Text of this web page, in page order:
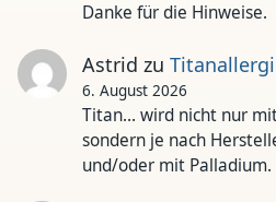
Danke für die Hinweise.
Astrid zu
6. August 2026
Titan... wird nicht nur
sondern je nach
und/oder mit Palladium.